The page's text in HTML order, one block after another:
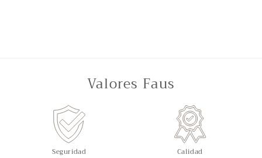
Valores Faus
Seguridad Calidad